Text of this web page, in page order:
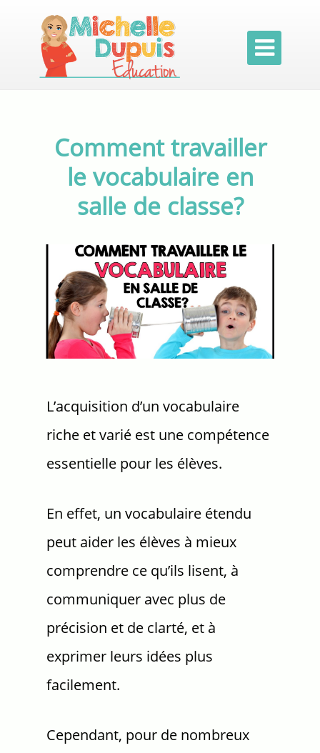

Comment travailler
le vocabulaire en
salle de classe?
L’acquisition d’un vocabulaire
riche et varié est une compétence
essentielle pour les élèves.
En effet, un vocabulaire étendu
peut aider les élèves à mieux
comprendre ce qu’ils lisent, à
communiquer avec plus de
précision et de clarté, et à
exprimer leurs idées plus
facilement.
Cependant, pour de nombreux